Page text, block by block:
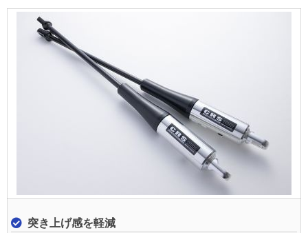
突き上げ感を軽減